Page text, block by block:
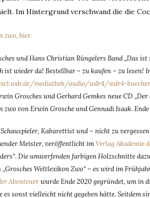
Im Hintergrund verschwand die die
zwo, hier.
und Hans Christian Rüngelers Band „Das
ist wieder da! Bestellbar – zu kaufen – zu lesen!
mediathek/audio/wdr4/wdr4-
Grosches und Gerhard Gemkes neue CD
zwo von Erwin Grosche und Gennadi Isaak.
Kabarettist und – nicht zu
Meister, veröffentlicht imVerlag Akademie
. Die umwerfenden farbigen Holzschnitte
„Grosches Weltlexikon Zwo“ – es wird im
Abenteuerwurde Ende 2020 gegründet, um in
es sonst vielleicht nicht gegeben hätte. Seitdem